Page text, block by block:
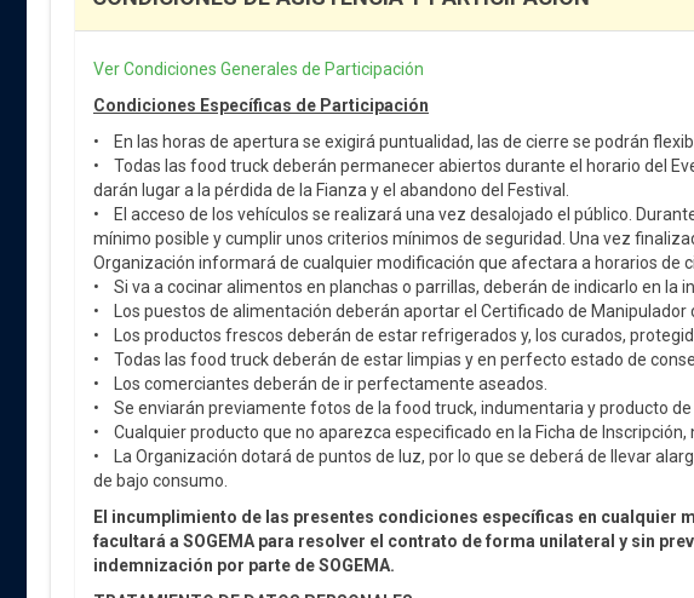
Ver Condiciones Generales de Participación
Condiciones Específicas de Participación
• En las horas de apertura se exigirá puntualidad, las de cierre se podrán
• Todas las food truck deberán permanecer abiertos durante el horario del
darán lugar a la pérdida de la Fianza y el abandono del Festival.
• El acceso de los vehículos se realizará una vez desalojado el público.
mínimo posible y cumplir unos criterios mínimos de seguridad. Una vez
Organización informará de cualquier modificación que afectara a horarios de
• Si va a cocinar alimentos en planchas o parrillas, deberán de indicarlo en la
• Los puestos de alimentación deberán aportar el Certificado de Manipulador
• Los productos frescos deberán de estar refrigerados y, los curados,
• Todas las food truck deberán de estar limpias y en perfecto estado de
• Los comerciantes deberán de ir perfectamente aseados.
• Se enviarán previamente fotos de la food truck, indumentaria y producto de
• Cualquier producto que no aparezca especificado en la Ficha de Inscripción,
• La Organización dotará de puntos de luz, por lo que se deberá de llevar
de bajo consumo.
El incumplimiento de las presentes condiciones específicas en
facultará a SOGEMA para resolver el contrato de forma unilateral y sin
indemnización por parte de SOGEMA.